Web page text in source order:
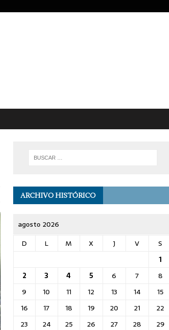
ARCHIVO HISTÓRICO
agosto 2026
D
L M X J V
S
1
2
3 4 5 6 7
8
9
10 11 12 13 14
15
16
17 18 19 20 21
22
23
24 25 26 27 28
29